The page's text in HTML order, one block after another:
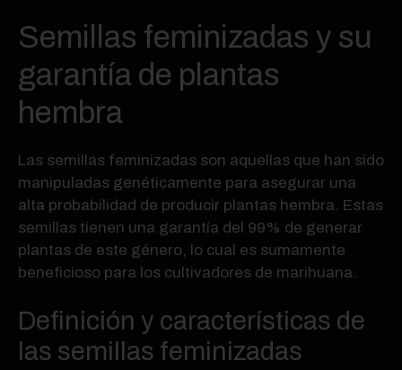
Semillas feminizadas y su
garantía de plantas
hembra
Las semillas feminizadas son aquellas que han sido
manipuladas genéticamente para asegurar una
alta probabilidad de producir plantas hembra. Estas
semillas tienen una garantía del 99% de generar
plantas de este género, lo cual es sumamente
beneficioso para los cultivadores de marihuana.
Definición y características de
las semillas feminizadas